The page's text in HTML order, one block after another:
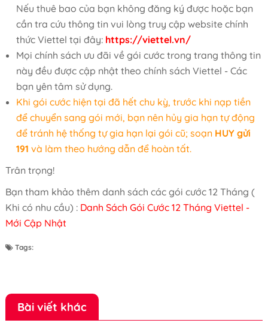
Nếu thuê bao của bạn không đăng ký được hoặc bạn
cần tra cứu thông tin vui lòng truy cập website chính
thức Viettel tại đây: https://viettel.vn/
Mọi chính sách ưu đãi về gói cước trong trang thông tin
này đều được cập nhật theo chính sách Viettel - Các
bạn yên tâm sử dụng.
Khi gói cước hiện tại đã hết chu kỳ, trước khi nạp tiền
để chuyển sang gói mới, bạn nên hủy gia hạn tự động
để tránh hệ thống tự gia hạn lại gói cũ; soạn HUY gửi
191 và làm theo hướng dẫn để hoàn tất.
Trân trọng!
Bạn tham khảo thêm danh sách các gói cước 12 Tháng (
Khi có nhu cầu) : Danh Sách Gói Cước 12 Tháng Viettel -
Mới Cập Nhật
Tags:
Bài viết khác